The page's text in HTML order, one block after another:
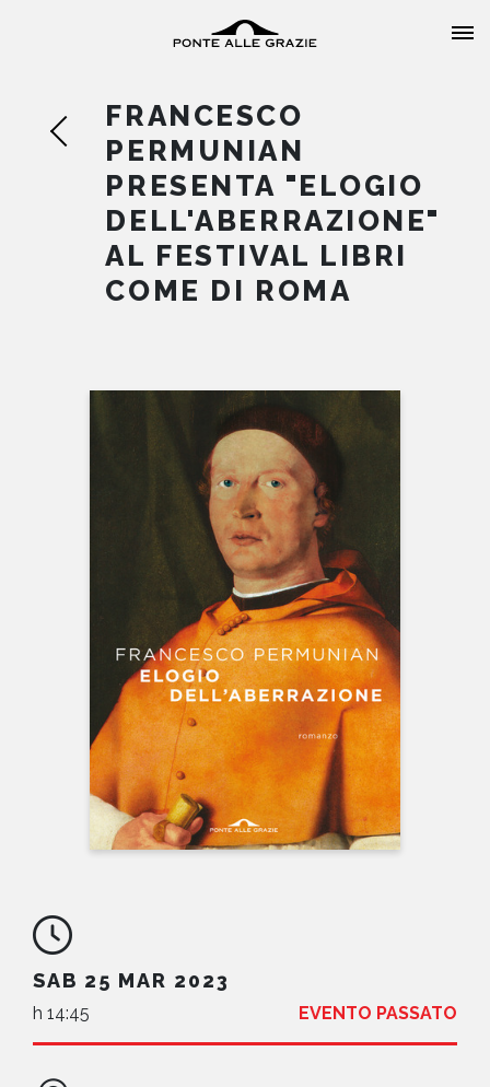
HOME
CHI SIAMO
AUTORI
EVENTI
NEWS
CONTATTI
FRANCESCO
PERMUNIAN
PRESENTA "ELOGIO
DELL'ABERRAZIONE"
AL FESTIVAL LIBRI
COME DI ROMA
SAB 25 MAR 2023
h 14:45 EVENTO PASSATO